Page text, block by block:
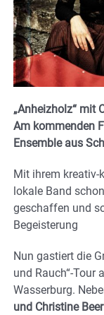
„Anheizholz“ mit
Am kommenden
Ensemble aus
Mit ihrem
lokale Band
geschaffen und
Begeisterung
Nun gastiert die
und Rauch“-Tour
Wasserburg.
und Christine Beer